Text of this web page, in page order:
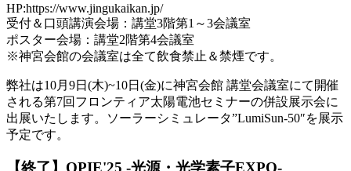
HP:https://www.jingukaikan.jp/
受付＆口頭講演会場：講堂3階第1～3会議室
ポスター会場：講堂2階第4会議室
※神宮会館の会議室は全て飲食禁止＆禁煙です。
弊社は10月9日(木)~10日(金)に神宮会館 講堂会議室にて開催
される第7回フロンティア太陽電池セミナーの併設展示会に
出展いたします。ソーラーシミュレータ”LumiSun-50″を展示
予定です。
【終了】OPIE'25 -光源・光学素子EXPO-